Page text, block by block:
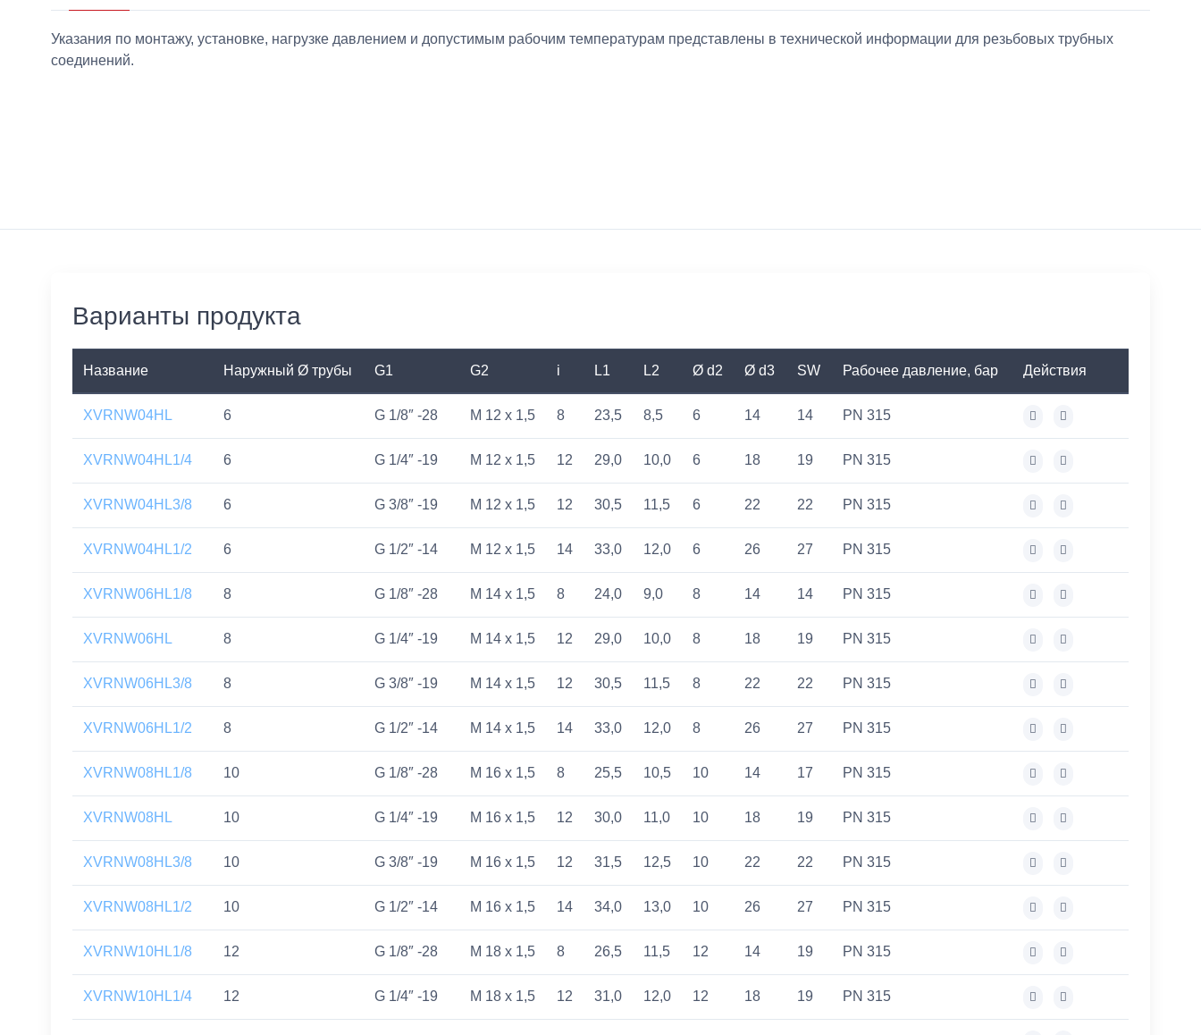
Указания по монтажу, установке, нагрузке давлением и допустимым рабочим температурам представлены в технической информации для резьбовых трубных
соединений.
Варианты продукта
Название Наружный Ø трубы G1 G2 i L1 L2 Ø d2 Ø d3 SW Рабочее давление, бар Действия
XVRNW04HL 6 G 1/8″ -28 M 12 x 1,5 8 23,5 8,5 6 14 14 PN 315
XVRNW04HL1/4 6 G 1/4″ -19 M 12 x 1,5 12 29,0 10,0 6 18 19 PN 315
XVRNW04HL3/8 6 G 3/8″ -19 M 12 x 1,5 12 30,5 11,5 6 22 22 PN 315
XVRNW04HL1/2 6 G 1/2″ -14 M 12 x 1,5 14 33,0 12,0 6 26 27 PN 315
XVRNW06HL1/8 8 G 1/8″ -28 M 14 x 1,5 8 24,0 9,0 8 14 14 PN 315
XVRNW06HL 8 G 1/4″ -19 M 14 x 1,5 12 29,0 10,0 8 18 19 PN 315
XVRNW06HL3/8 8 G 3/8″ -19 M 14 x 1,5 12 30,5 11,5 8 22 22 PN 315
XVRNW06HL1/2 8 G 1/2″ -14 M 14 x 1,5 14 33,0 12,0 8 26 27 PN 315
XVRNW08HL1/8 10 G 1/8″ -28 M 16 x 1,5 8 25,5 10,5 10 14 17 PN 315
XVRNW08HL 10 G 1/4″ -19 M 16 x 1,5 12 30,0 11,0 10 18 19 PN 315
XVRNW08HL3/8 10 G 3/8″ -19 M 16 x 1,5 12 31,5 12,5 10 22 22 PN 315
XVRNW08HL1/2 10 G 1/2″ -14 M 16 x 1,5 14 34,0 13,0 10 26 27 PN 315
XVRNW10HL1/8 12 G 1/8″ -28 M 18 x 1,5 8 26,5 11,5 12 14 19 PN 315
XVRNW10HL1/4 12 G 1/4″ -19 M 18 x 1,5 12 31,0 12,0 12 18 19 PN 315